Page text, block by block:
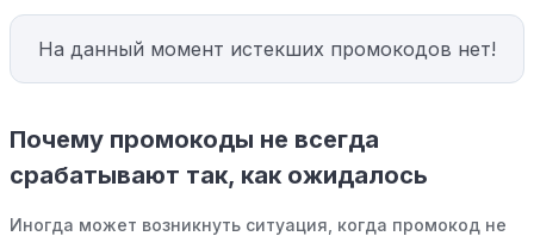
На данный момент истекших промокодов нет!
Почему промокоды не всегда
срабатывают так, как ожидалось
Иногда может возникнуть ситуация, когда промокод не